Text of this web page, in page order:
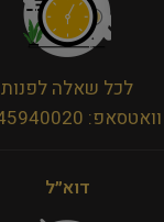
לכל שאלה לפנות
וואטסאפ: 0545940020
דוא״ל